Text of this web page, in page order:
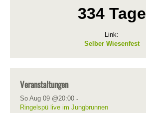
334 Tage
Link:
Selber Wiesenfest
Veranstaltungen
So Aug 09 @20:00 -
Ringelspü live im Jungbrunnen